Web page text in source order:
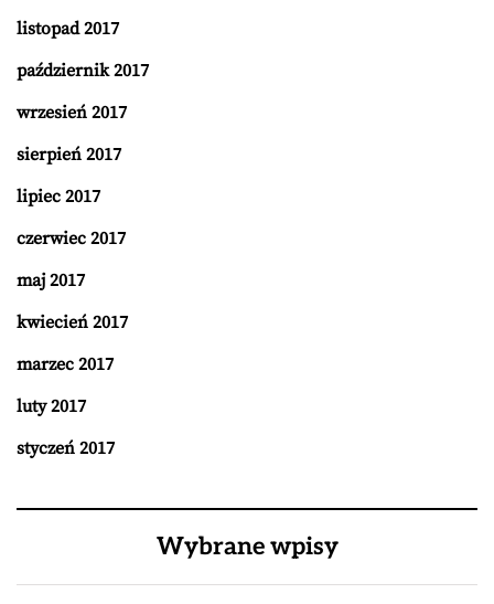
listopad 2017
październik 2017
wrzesień 2017
sierpień 2017
lipiec 2017
czerwiec 2017
maj 2017
kwiecień 2017
marzec 2017
luty 2017
styczeń 2017
Wybrane wpisy